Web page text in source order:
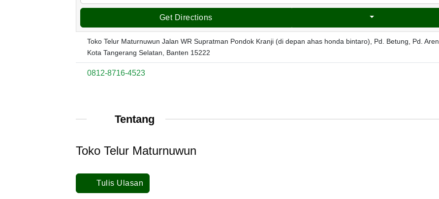
Get Directions
Toko Telur Maturnuwun Jalan WR Supratman Pondok Kranji (di depan ahas honda bintaro), Pd. Betung, Pd. Aren,
Kota Tangerang Selatan, Banten 15222
0812-8716-4523
Tentang
Toko Telur Maturnuwun
Tulis Ulasan